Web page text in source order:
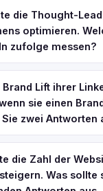
die Thought-
optimieren.
zufolge messen?
Lift ihrer
sie einen
zwei Antworten
die Zahl der
Was sollte